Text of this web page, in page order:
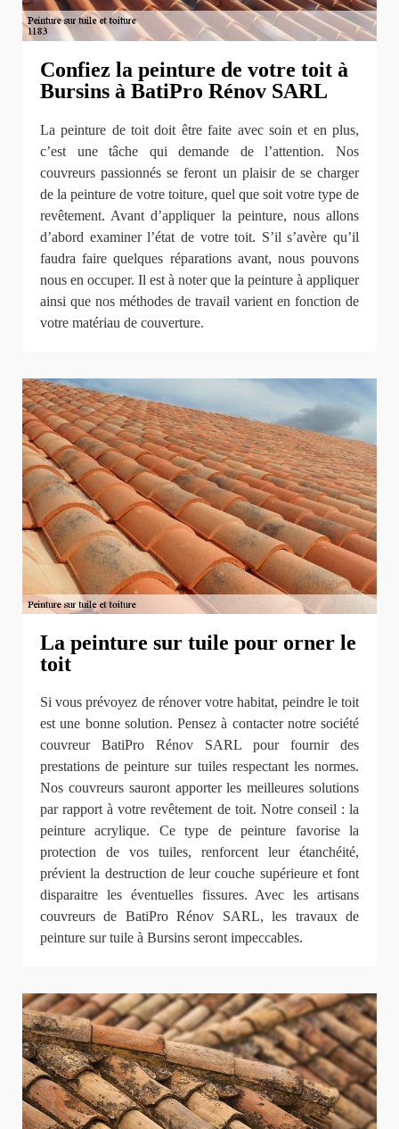
Confiez la peinture de votre toit à
Bursins à BatiPro Rénov SARL
La peinture de toit doit être faite avec soin et en plus,
c’est une tâche qui demande de l’attention. Nos
couvreurs passionnés se feront un plaisir de se charger
de la peinture de votre toiture, quel que soit votre type de
revêtement. Avant d’appliquer la peinture, nous allons
d’abord examiner l’état de votre toit. S’il s’avère qu’il
faudra faire quelques réparations avant, nous pouvons
nous en occuper. Il est à noter que la peinture à appliquer
ainsi que nos méthodes de travail varient en fonction de
votre matériau de couverture.
La peinture sur tuile pour orner le
toit
Si vous prévoyez de rénover votre habitat, peindre le toit
est une bonne solution. Pensez à contacter notre société
couvreur BatiPro Rénov SARL pour fournir des
prestations de peinture sur tuiles respectant les normes.
Nos couvreurs sauront apporter les meilleures solutions
par rapport à votre revêtement de toit. Notre conseil : la
peinture acrylique. Ce type de peinture favorise la
protection de vos tuiles, renforcent leur étanchéité,
prévient la destruction de leur couche supérieure et font
disparaitre les éventuelles fissures. Avec les artisans
couvreurs de BatiPro Rénov SARL, les travaux de
peinture sur tuile à Bursins seront impeccables.